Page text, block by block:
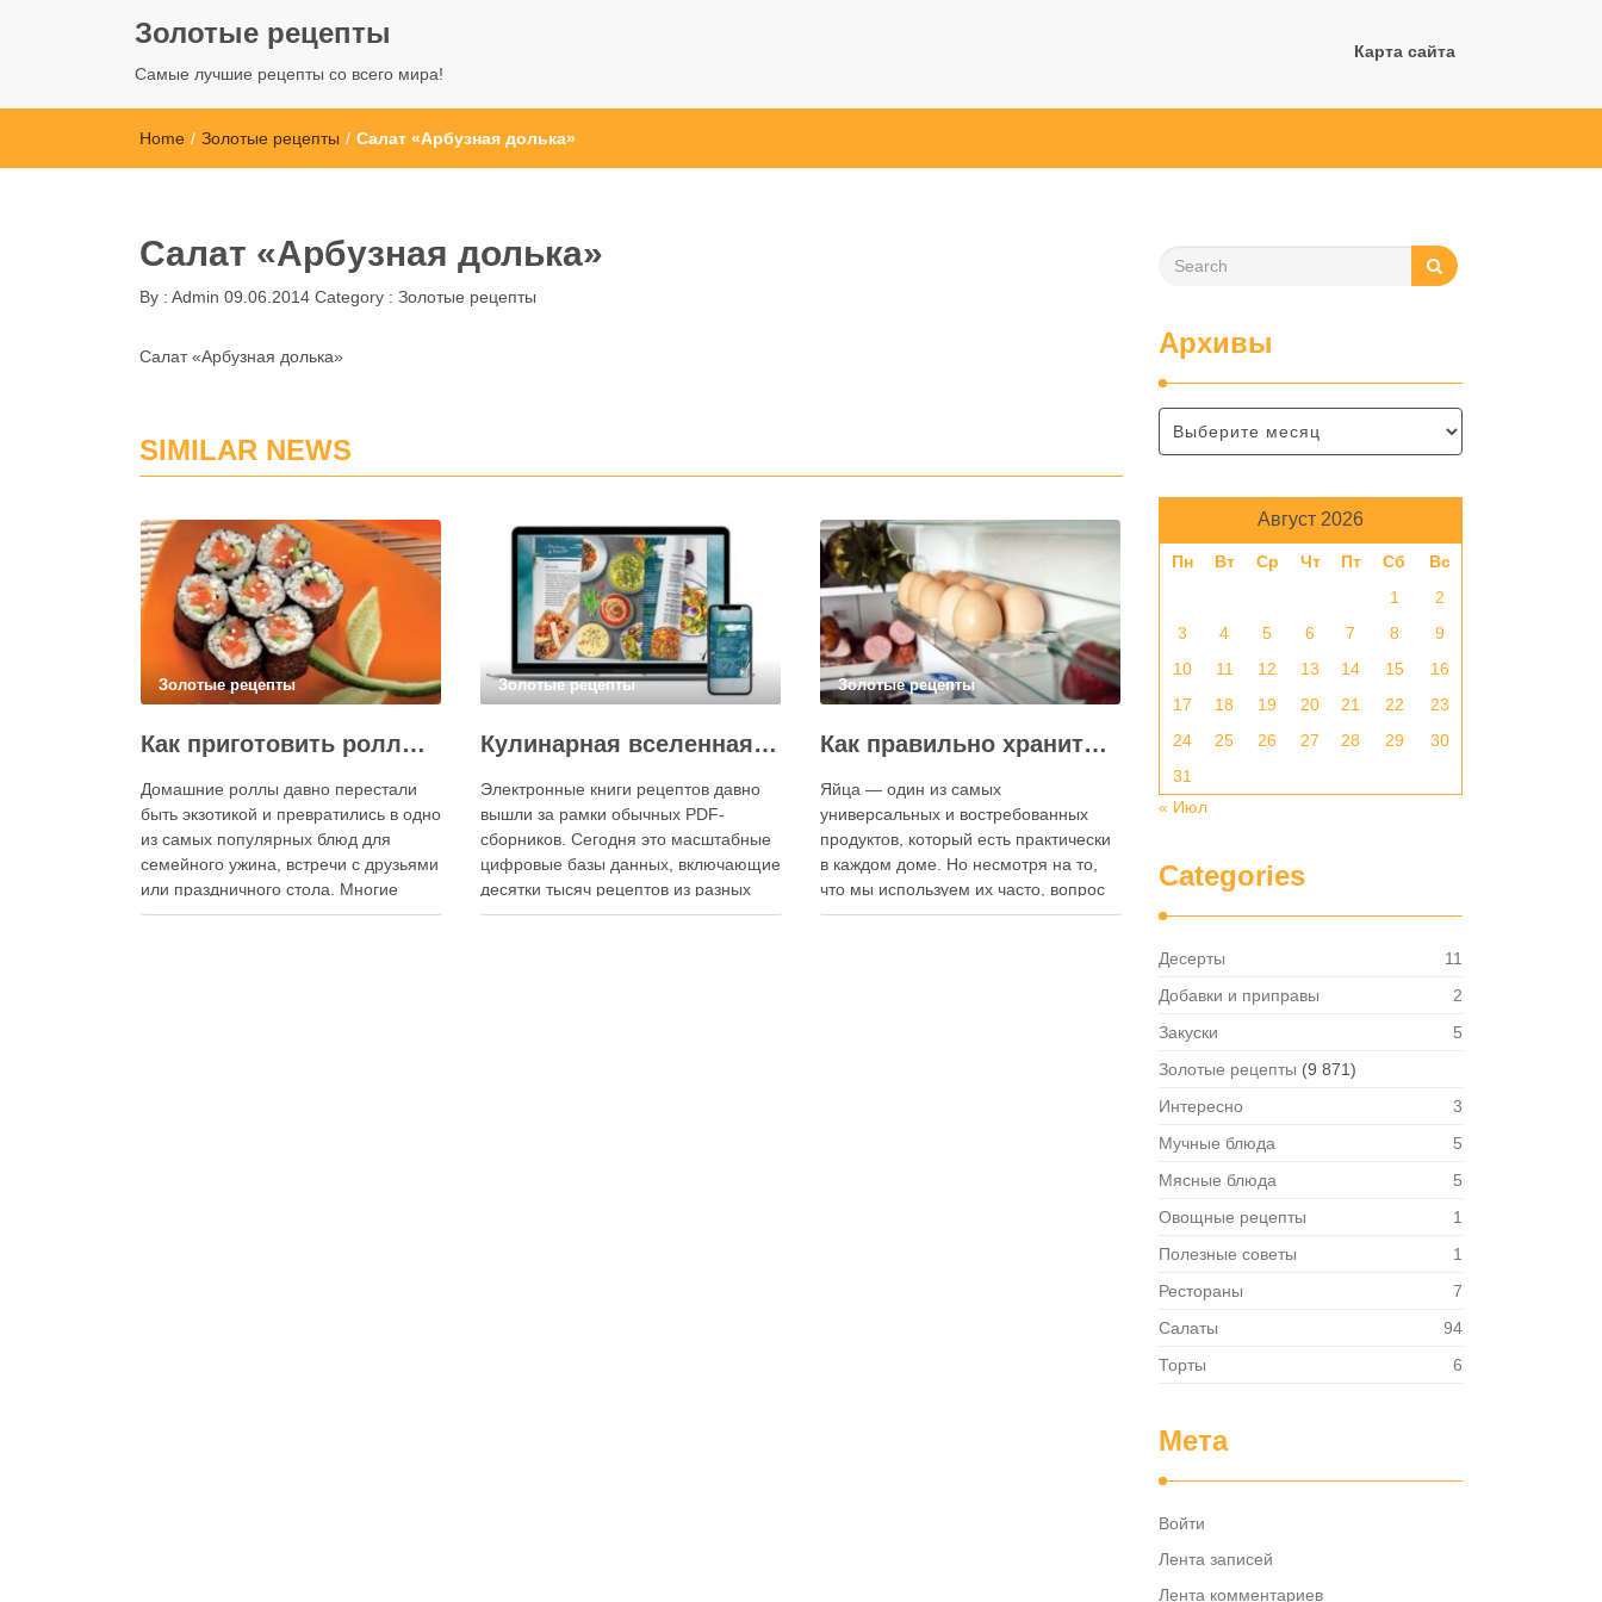
Золотые рецепты
Самые лучшие рецепты со всего мира!
Карта сайта
Home / Золотые рецепты / Салат «Арбузная долька»
Салат «Арбузная долька»
By : Admin 09.06.2014 Category : Золотые рецепты
Салат «Арбузная долька»
SIMILAR NEWS
Золотые рецепты
Как приготовить роллы в домашних условиях?
Домашние роллы давно перестали
быть экзотикой и превратились в одно
из самых популярных блюд для
семейного ужина, встречи с друзьями
или праздничного стола. Многие
считают, что приготовление японских
Золотые рецепты
Кулинарная вселенная в цифре: топ-3 самых больших электронных книг рецептов
Электронные книги рецептов давно
вышли за рамки обычных PDF-
сборников. Сегодня это масштабные
цифровые базы данных, включающие
десятки тысяч рецептов из разных
стран мира, с подробными
Золотые рецепты
Как правильно хранить яйца: в холодильнике или на полке?
Яйца — один из самых
универсальных и востребованных
продуктов, который есть практически
в каждом доме. Но несмотря на то,
что мы используем их часто, вопрос
хранения остаётся актуальным: где
Архивы
Август 2026
Пн Вт Ср Чт Пт Сб
Вс
1
2
3
4 5 6 7 8
9
10
11 12 13 14 15
16
17
18 19 20 21 22
23
24
25 26 27 28 29
30
31
« Июл
Categories
Десерты
11
Добавки и приправы
2
Закуски
5
Золотые рецепты (9 871)
Интересно
3
Мучные блюда
5
Мясные блюда
5
Овощные рецепты
1
Полезные советы
1
Рестораны
7
Салаты
94
Торты
6
Мета
Войти
Лента записей
Лента комментариев